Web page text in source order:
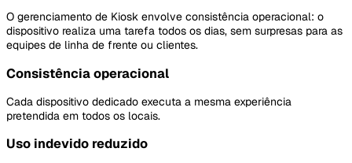
O gerenciamento de Kiosk envolve consistência operacional: o
dispositivo realiza uma tarefa todos os dias, sem surpresas para as
equipes de linha de frente ou clientes.
Consistência operacional
Cada dispositivo dedicado executa a mesma experiência
pretendida em todos os locais.
Uso indevido reduzido